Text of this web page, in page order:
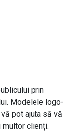
prin
Modelele logo-
pot ajuta să vă
multor clienți.